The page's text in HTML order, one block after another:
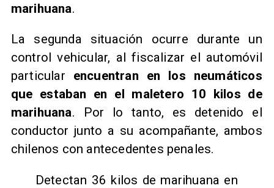
marihuana.
La segunda situación ocurre durante un
control vehicular, al fiscalizar el automóvil
particular encuentran en los neumáticos
que estaban en el maletero 10 kilos de
marihuana. Por lo tanto, es detenido el
conductor junto a su acompañante, ambos
chilenos con antecedentes penales.
Detectan 36 kilos de marihuana en